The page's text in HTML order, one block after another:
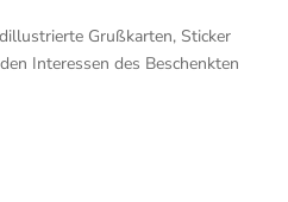
Grußkarten, Sticker
Interessen des Beschenkten